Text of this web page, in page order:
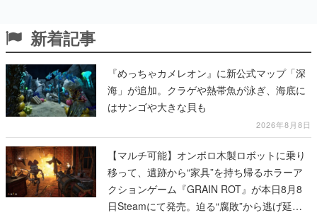
新着記事
『めっちゃカメレオン』に新公式マップ「深
海」が追加。クラゲや熱帯魚が泳ぎ、海底に
はサンゴや大きな貝も
2026年8月8日
【マルチ可能】オンボロ木製ロボットに乗り
移って、遺跡から“家具”を持ち帰るホラーア
クションゲーム『GRAIN ROT』が本日8月8
日Steamにて発売。迫る“腐敗”から逃げ延